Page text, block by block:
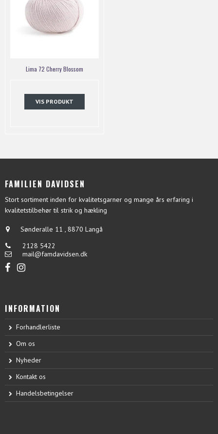
Lima 72 Cherry Blossom
VIS PRODUKT
FAMILIEN DAVIDSEN
Stort sortiment inden for kvalitetsgarner og mange års erfaring i
kvalitetstilbehør til strik og hækling
Sønderalle 11 , 8870 Langå
2128 5422
mail@famdavidsen.dk
INFORMATION
Forhandlerliste
Om os
Nyheder
Kontakt os
Handelsbetingelser